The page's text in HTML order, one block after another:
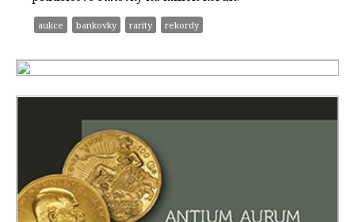
aukce bankovky rarity rekordy